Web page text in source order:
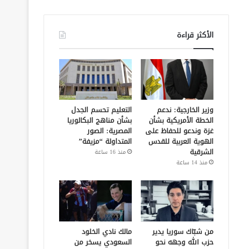
الأكثر قراءة
وزير الخارجية: ندعم
الخطة الأمريكية بشأن
غزة وندعو للحفاظ على
الهوية العربية للقدس
الشرقية
منذ 14 ساعة
التعليم تحسم الجدل
بشأن مناهج البكالوريا
المصرية: الصور
المتداولة “مزيفة”
منذ 16 ساعة
من شبّاك سوريا يدير
حزب الله وجهه نحو
مالك نادي الخلود
السعودي يسخر من